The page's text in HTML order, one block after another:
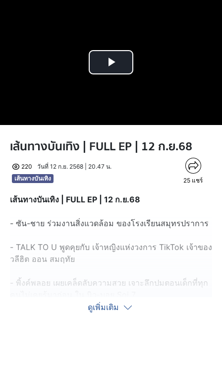
Play
เส้นทางบันเทิง | FULL EP | 12 ก.ย.68
220
วันที่ 12 ก.ย. 2568 | 20.47 น.
เส้นทางบันเทิง
25 แชร์
เส้นทางบันเทิง | FULL EP | 12 ก.ย.68
- ซัน-ชาย ร่วมงานสิ่งแวดล้อม ของโรงเรียนสมุทรปราการ
- TALK TO U พูดคุยกับ เจ้าหญิงแห่งวงการ TikTok เจ้าของ
วลีฮิต ออน สมฤทัย
- พิ้งค์พลอย เผยเคล็ดลับความสวย เจาะลึกปมตอนเด็กที่ทุก
ดูเพิ่มเติม